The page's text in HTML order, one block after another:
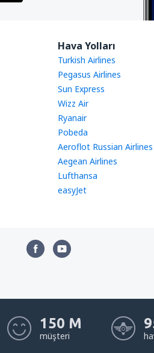
Hava Yolları
Turkish Airlines
Pegasus Airlines
Sun Express
Wizz Air
Ryanair
Pobeda
Aeroflot Russian Airlines
Aegean Airlines
Lufthansa
easyJet
150 M
müşteri